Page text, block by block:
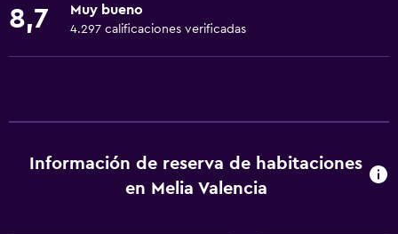
Áreas designadas para fumadores
Ascensor
8,7 Muy bueno
4.297 calificaciones verificadas
Información de reserva de habitaciones
en Melia Valencia